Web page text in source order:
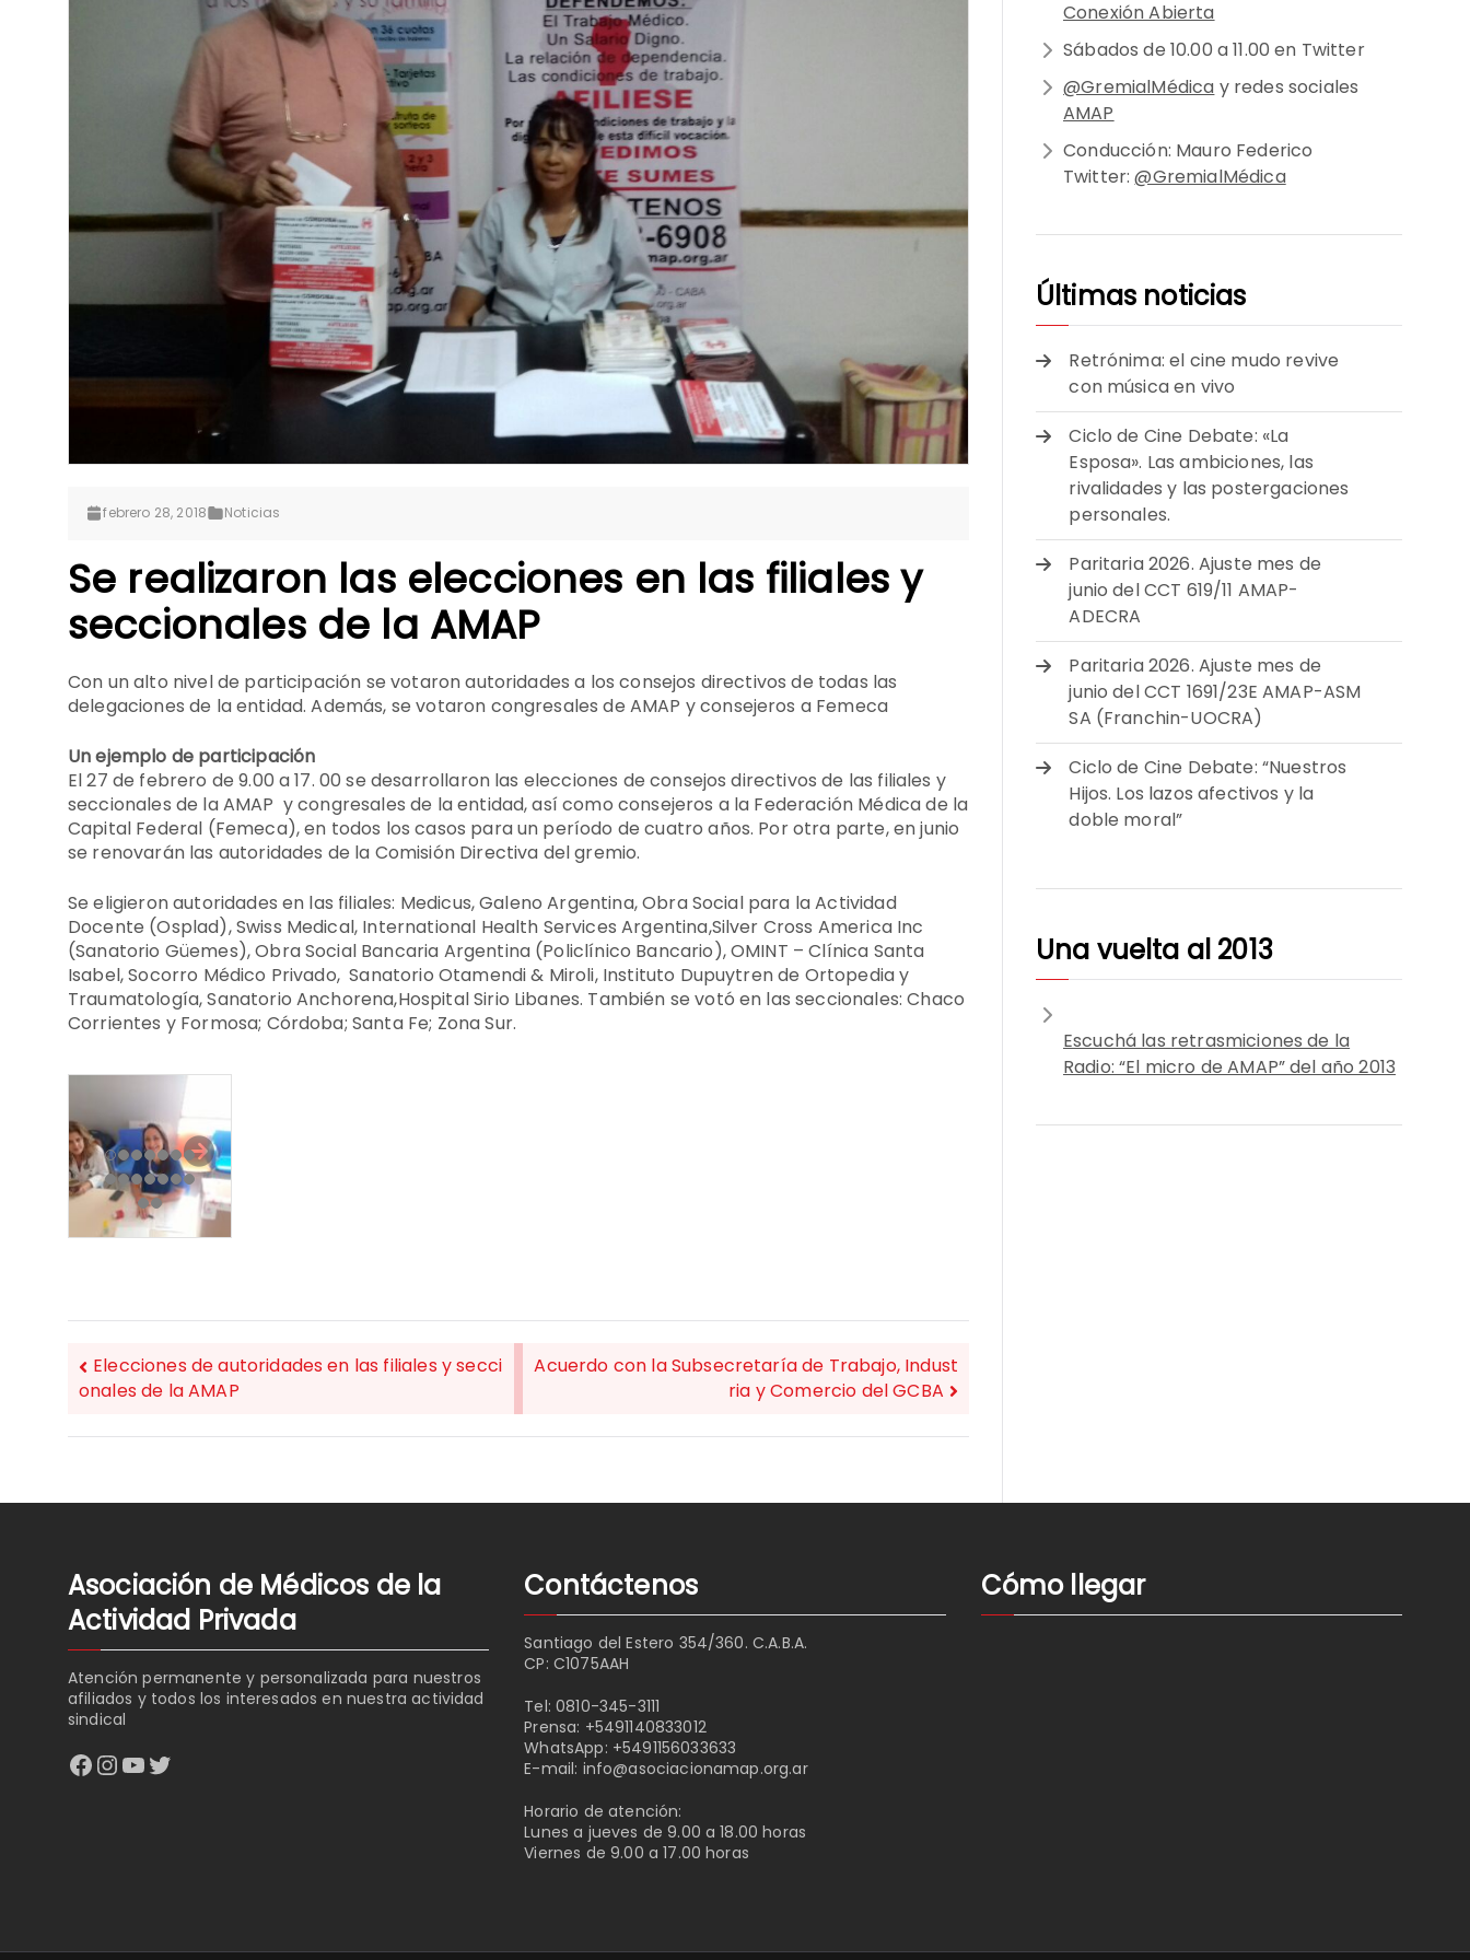
febrero 28, 2018 Noticias
Se realizaron las elecciones en las filiales y
seccionales de la AMAP
Con un alto nivel de participación se votaron autoridades a los consejos directivos de todas las
delegaciones de la entidad. Además, se votaron congresales de AMAP y consejeros a Femeca
Un ejemplo de participación
El 27 de febrero de 9.00 a 17. 00 se desarrollaron las elecciones de consejos directivos de las filiales y
seccionales de la AMAP y congresales de la entidad, así como consejeros a la Federación Médica de la
Capital Federal (Femeca), en todos los casos para un período de cuatro años. Por otra parte, en junio
se renovarán las autoridades de la Comisión Directiva del gremio.
Se eligieron autoridades en las filiales: Medicus, Galeno Argentina, Obra Social para la Actividad
Docente (Osplad), Swiss Medical, International Health Services Argentina,Silver Cross America Inc
(Sanatorio Güemes), Obra Social Bancaria Argentina (Policlínico Bancario), OMINT – Clínica Santa
Isabel, Socorro Médico Privado, Sanatorio Otamendi & Miroli, Instituto Dupuytren de Ortopedia y
Traumatología, Sanatorio Anchorena,Hospital Sirio Libanes. También se votó en las seccionales: Chaco
Corrientes y Formosa; Córdoba; Santa Fe; Zona Sur.
NAVEGACIÓN
ENTRADAS
Elecciones de autoridades en las filiales y secci
onales de la AMAP
Acuerdo con la Subsecretaría de Trabajo, Indust
ria y Comercio del GCBA
Conexión Abierta
Sábados de 10.00 a 11.00 en Twitter
@GremialMédica y redes sociales
AMAP
Conducción: Mauro Federico
Twitter:@GremialMédica
Últimas noticias
Retrónima: el cine mudo revive
con música en vivo
Ciclo de Cine Debate: «La
Esposa». Las ambiciones, las
rivalidades y las postergaciones
personales.
Paritaria 2026. Ajuste mes de
junio del CCT 619/11 AMAP-
ADECRA
Paritaria 2026. Ajuste mes de
junio del CCT 1691/23E AMAP-ASM
SA (Franchin-UOCRA)
Ciclo de Cine Debate: “Nuestros
Hijos. Los lazos afectivos y la
doble moral”
Una vuelta al 2013
Escuchá las retrasmiciones de la
Radio: “El micro de AMAP” del año 2013
Asociación de Médicos de la
Actividad Privada
Atención permanente y personalizada para nuestros
afiliados y todos los interesados en nuestra actividad
sindical
Facebook
Instagram
YouTube
Twitter
Contáctenos
Santiago del Estero 354/360. C.A.B.A.
CP: C1075AAH
Tel:0810-345-3111
Prensa: +5491140833012
WhatsApp: +5491156033633
E-mail: info@asociacionamap.org.ar
Horario de atención:
Lunes a jueves de 9.00 a 18.00 horas
Viernes de 9.00 a 17.00 horas
Cómo llegar